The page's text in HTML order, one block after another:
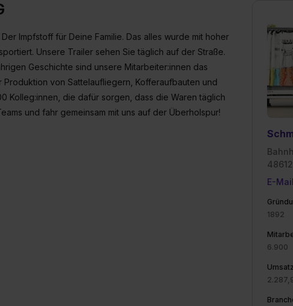
E-
1892
6.900
Impfstoff für Deine Familie. Das alles wurde mit hoher
Unsere Trailer sehen Sie täglich auf der Straße.
Geschichte sind unsere Mitarbeiter:innen das
von Sattelaufliegern, Kofferaufbauten und
Kolleg:innen, die dafür sorgen, dass die Waren täglich
und fahr gemeinsam mit uns auf der Überholspur!